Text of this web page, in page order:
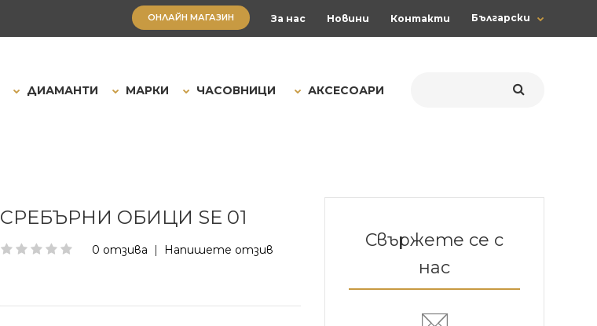
Български
ОНЛАЙН МАГАЗИН За нас Новини Контакти
ДИАМАНТИ МАРКИ ЧАСОВНИЦИ АКСЕСОАРИ
СРЕБЪРНИ ОБИЦИ SE 01
0 отзива | Напишете отзив
Свържете се с
нас